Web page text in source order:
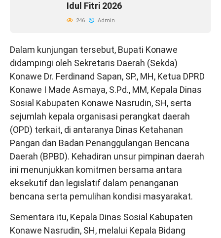
Idul Fitri 2026
246 Admin
Dalam kunjungan tersebut, Bupati Konawe
didampingi oleh Sekretaris Daerah (Sekda)
Konawe Dr. Ferdinand Sapan, SP., MH, Ketua DPRD
Konawe I Made Asmaya, S.Pd., MM, Kepala Dinas
Sosial Kabupaten Konawe Nasrudin, SH, serta
sejumlah kepala organisasi perangkat daerah
(OPD) terkait, di antaranya Dinas Ketahanan
Pangan dan Badan Penanggulangan Bencana
Daerah (BPBD). Kehadiran unsur pimpinan daerah
ini menunjukkan komitmen bersama antara
eksekutif dan legislatif dalam penanganan
bencana serta pemulihan kondisi masyarakat.
Sementara itu, Kepala Dinas Sosial Kabupaten
Konawe Nasrudin, SH, melalui Kepala Bidang